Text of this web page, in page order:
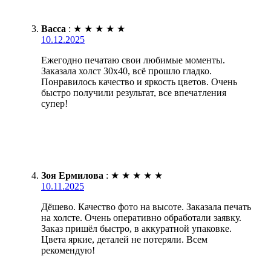
Васса : ★ ★ ★ ★ ★
10.12.2025
Ежегодно печатаю свои любимые моменты.
Заказала холст 30х40, всё прошло гладко.
Понравилось качество и яркость цветов. Очень
быстро получили результат, все впечатления
супер!
Зоя Ермилова : ★ ★ ★ ★ ★
10.11.2025
Дёшево. Качество фото на высоте. Заказала печать
на холсте. Очень оперативно обработали заявку.
Заказ пришёл быстро, в аккуратной упаковке.
Цвета яркие, деталей не потеряли. Всем
рекомендую!